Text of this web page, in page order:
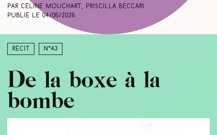
Par Céline Mouchart, Priscilla Beccari
Publié le 04/06/2026
Récit N°43
De la boxe à la
bombe